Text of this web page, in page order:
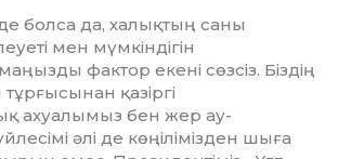
болса да, ха­лық­­тың саны
мен мүмкіндігін
фактор екені сөзсіз. Біздің
қазіргі
ахуалымыз бен жер ау­
әлі де көңі­лімізден шыға